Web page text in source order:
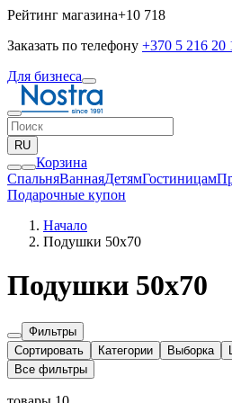
Рейтинг магазина+10 718
Заказать по телефону +370 5 216 20
Для бизнеса
RU
Корзина
СпальняВаннаяДетямГостиницам
Подарочные купон
Начало
Подушки 50x70
Подушки 50x70
Фильтры
Сортировать
Категории Выборка
Все фильтры